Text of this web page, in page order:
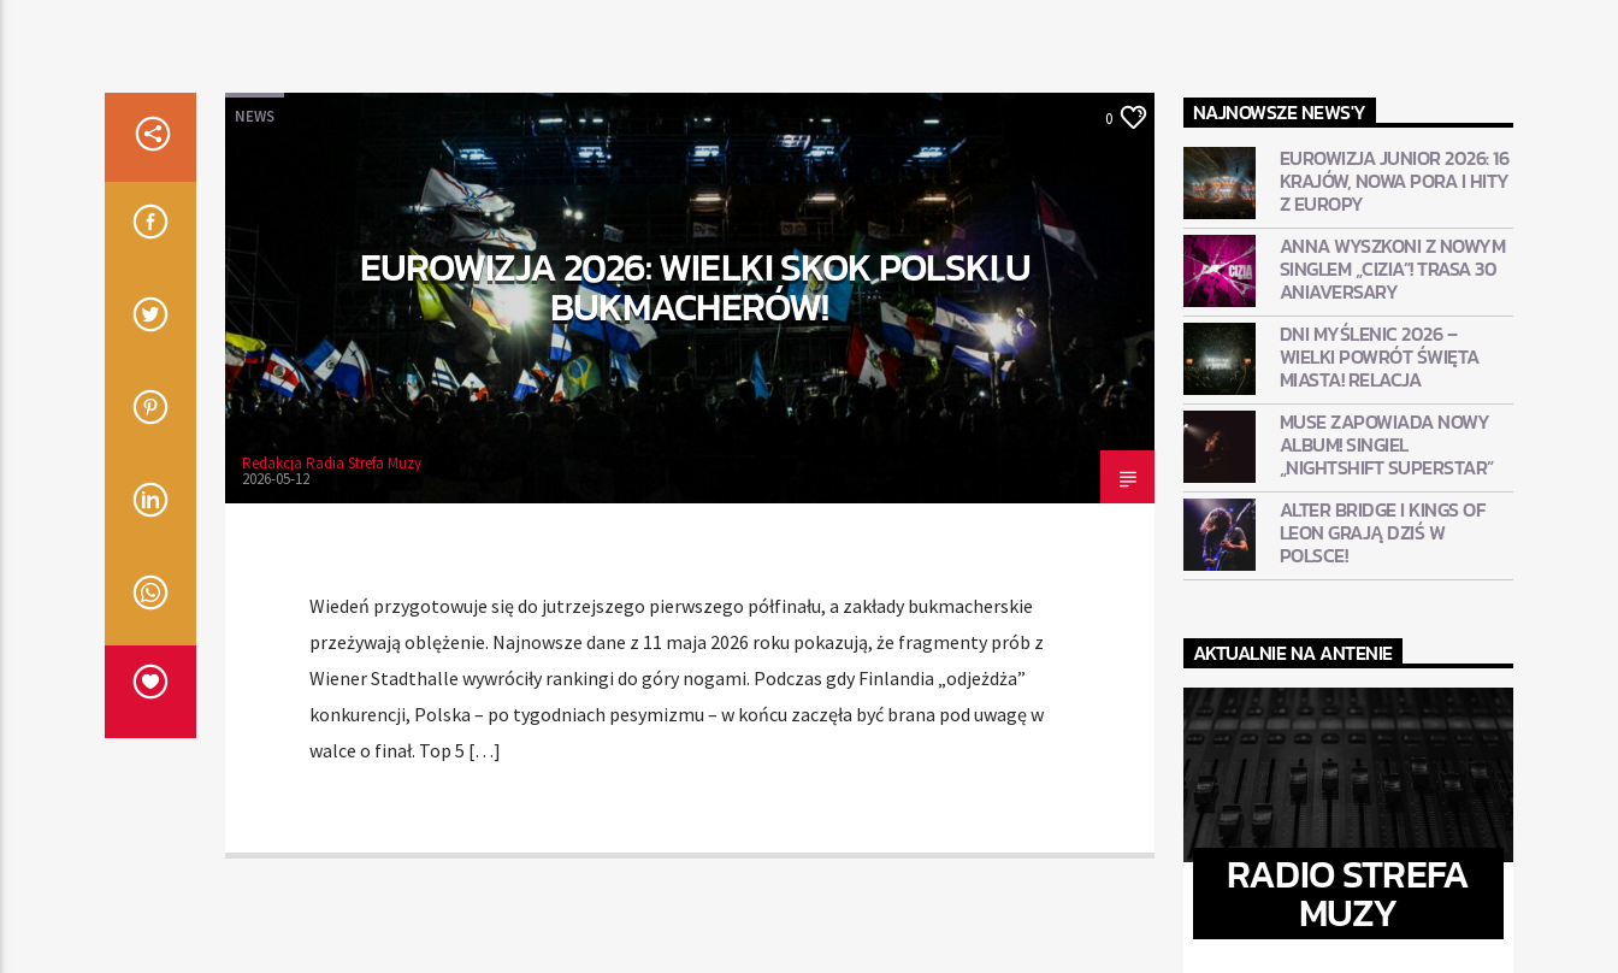
NEWS 0
EUROWIZJA 2026: WIELKI SKOK POLSKI U
BUKMACHERÓW!
Redakcja Radia Strefa Muzy
2026-05-12
Wiedeń przygotowuje się do jutrzejszego pierwszego półfinału, a zakłady bukmacherskie
przeżywają oblężenie. Najnowsze dane z 11 maja 2026 roku pokazują, że fragmenty prób z
Wiener Stadthalle wywróciły rankingi do góry nogami. Podczas gdy Finlandia „odjeżdża”
konkurencji, Polska – po tygodniach pesymizmu – w końcu zaczęła być brana pod uwagę w
walce o finał. Top 5 […]
NAJNOWSZE NEWS'Y
EUROWIZJA JUNIOR 2026: 16
KRAJÓW, NOWA PORA I HITY
Z EUROPY
ANNA WYSZKONI Z NOWYM
SINGLEM „CIZIA”! TRASA 30
ANIAVERSARY
DNI MYŚLENIC 2026 –
WIELKI POWRÓT ŚWIĘTA
MIASTA! RELACJA
MUSE ZAPOWIADA NOWY
ALBUM! SINGIEL
„NIGHTSHIFT SUPERSTAR”
ALTER BRIDGE I KINGS OF
LEON GRAJĄ DZIŚ W
POLSCE!
AKTUALNIE NA ANTENIE
RADIO STREFA
MUZY